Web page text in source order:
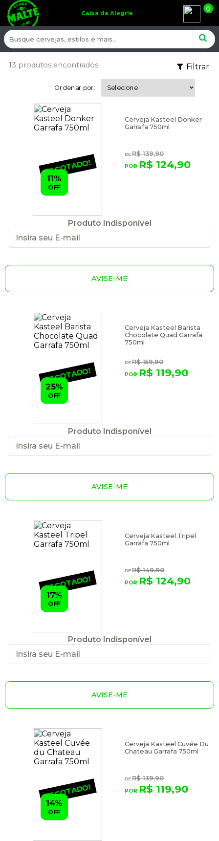
Caixa da Alegria
0
Filtrar
13 produtos encontrados
Ordenar por:
ESGOTADO!
Cerveja Kasteel Donker
Garrafa 750ml
R$ 139,90
R$ 124,90
11%
OFF
Produto Indisponível
AVISE-ME
ESGOTADO!
Cerveja Kasteel Barista
Chocolate Quad Garrafa
750ml
R$ 159,90
R$ 119,90
25%
OFF
Produto Indisponível
AVISE-ME
ESGOTADO!
Cerveja Kasteel Tripel
Garrafa 750ml
R$ 149,90
R$ 124,90
17%
OFF
Produto Indisponível
AVISE-ME
ESGOTADO!
Cerveja Kasteel Cuvée Du
Chateau Garrafa 750ml
R$ 139,90
R$ 119,90
14%
OFF